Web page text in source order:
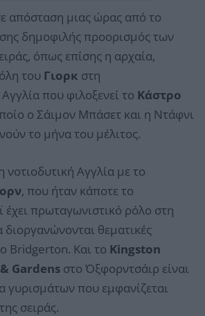
απόσταση μιας ώρας από το
δημοφιλής προορισμός των
όπως επίσης η αρχαία,
του Γιορκ στη
που φιλοξενεί το Κάστρο
ο Σάιμον Μπάσετ και η Ντάφνι
το μήνα του μέλιτος.
νοτιοδυτική Αγγλία με το
, που ήταν κάποτε το
έχει πρωταγωνιστικό ρόλο στη
διοργανώνονται θεματικές
Bridgerton. Και το Kingston
Gardens στο Όξφορντσάιρ είναι
γυρισμάτων που εμφανίζεται
σειράς.